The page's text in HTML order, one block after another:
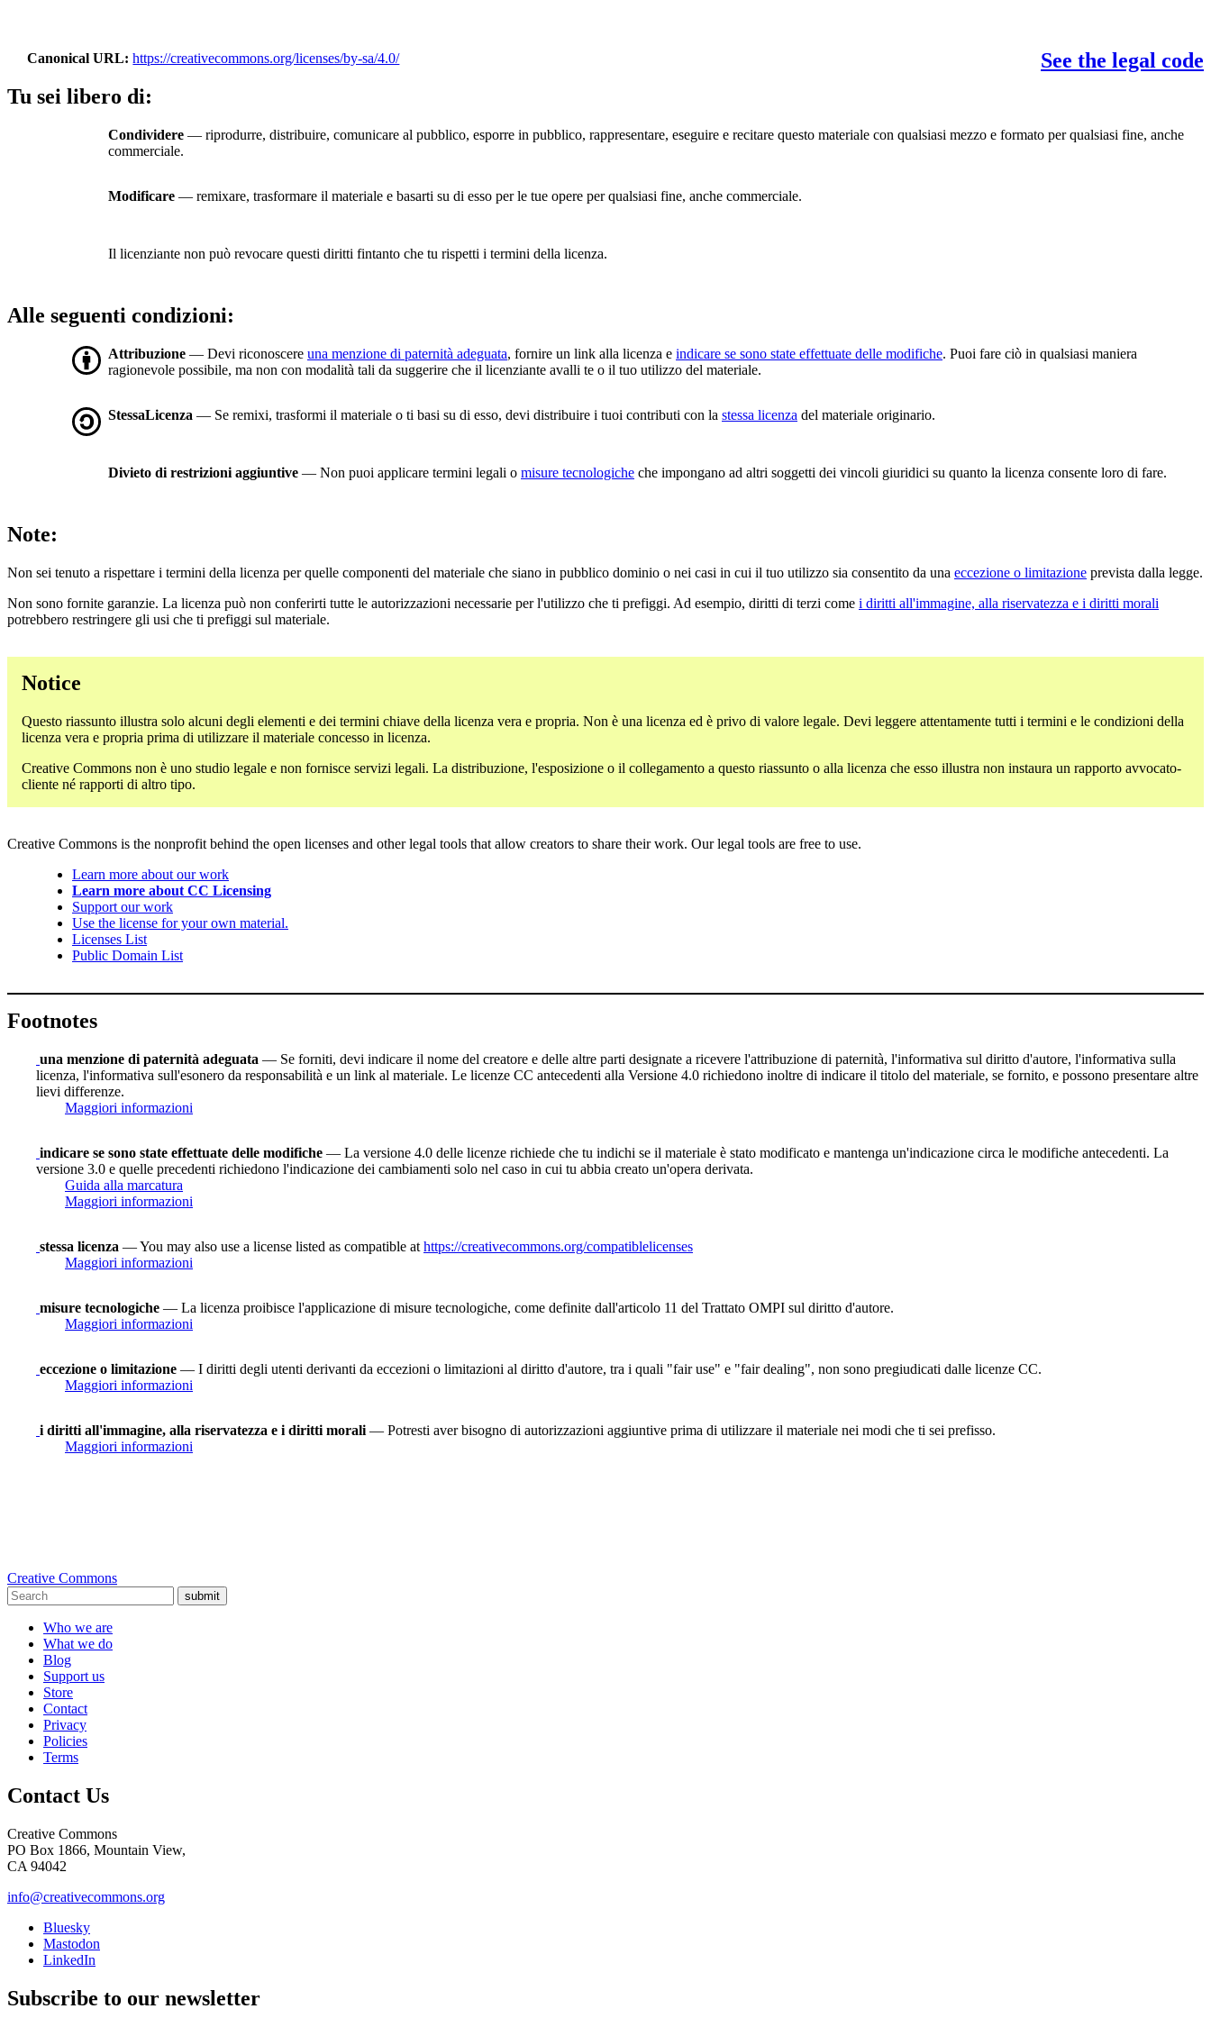
Canonical URL https://creativecommons.org/licenses/by-sa/4.0/
See the legal code
Tu sei libero di:
Condividere — riprodurre, distribuire, comunicare al pubblico, esporre in pubblico, rappresentare, eseguire e recitare questo materiale con qualsiasi mezzo e formato per qualsiasi fine, anche
commerciale.
Modificare — remixare, trasformare il materiale e basarti su di esso per le tue opere per qualsiasi fine, anche commerciale.
Il licenziante non può revocare questi diritti fintanto che tu rispetti i termini della licenza.
Alle seguenti condizioni:
Attribuzione — Devi riconoscere una menzione di paternità adeguata, fornire un link alla licenza e indicare se sono state effettuate delle modifiche. Puoi fare ciò in qualsiasi maniera
ragionevole possibile, ma non con modalità tali da suggerire che il licenziante avalli te o il tuo utilizzo del materiale.
StessaLicenza — Se remixi, trasformi il materiale o ti basi su di esso, devi distribuire i tuoi contributi con la stessa licenza del materiale originario.
Divieto di restrizioni aggiuntive — Non puoi applicare termini legali o misure tecnologiche che impongano ad altri soggetti dei vincoli giuridici su quanto la licenza consente loro di fare.
Note:
Non sei tenuto a rispettare i termini della licenza per quelle componenti del materiale che siano in pubblico dominio o nei casi in cui il tuo utilizzo sia consentito da una eccezione o limitazione prevista dalla legge.
Non sono fornite garanzie. La licenza può non conferirti tutte le autorizzazioni necessarie per l'utilizzo che ti prefiggi. Ad esempio, diritti di terzi come i diritti all'immagine, alla riservatezza e i diritti morali
potrebbero restringere gli usi che ti prefiggi sul materiale.
Notice
Questo riassunto illustra solo alcuni degli elementi e dei termini chiave della licenza vera e propria. Non è una licenza ed è privo di valore legale. Devi leggere attentamente tutti i termini e le condizioni della
licenza vera e propria prima di utilizzare il materiale concesso in licenza.
Creative Commons non è uno studio legale e non fornisce servizi legali. La distribuzione, l'esposizione o il collegamento a questo riassunto o alla licenza che esso illustra non instaura un rapporto avvocato-
cliente né rapporti di altro tipo.
Creative Commons is the nonprofit behind the open licenses and other legal tools that allow creators to share their work. Our legal tools are free to use.
Learn more about our work
Learn more about CC Licensing
Support our work
Use the license for your own material.
Licenses List
Public Domain List
Footnotes
una menzione di paternità adeguata — Se forniti, devi indicare il nome del creatore e delle altre parti designate a ricevere l'attribuzione di paternità, l'informativa sul diritto d'autore, l'informativa sulla
licenza, l'informativa sull'esonero da responsabilità e un link al materiale. Le licenze CC antecedenti alla Versione 4.0 richiedono inoltre di indicare il titolo del materiale, se fornito, e possono presentare altre
lievi differenze.
Maggiori informazioni
indicare se sono state effettuate delle modifiche — La versione 4.0 delle licenze richiede che tu indichi se il materiale è stato modificato e mantenga un'indicazione circa le modifiche antecedenti. La
versione 3.0 e quelle precedenti richiedono l'indicazione dei cambiamenti solo nel caso in cui tu abbia creato un'opera derivata.
Guida alla marcatura
Maggiori informazioni
stessa licenza — You may also use a license listed as compatible at https://creativecommons.org/compatiblelicenses
Maggiori informazioni
misure tecnologiche — La licenza proibisce l'applicazione di misure tecnologiche, come definite dall'articolo 11 del Trattato OMPI sul diritto d'autore.
Maggiori informazioni
eccezione o limitazione — I diritti degli utenti derivanti da eccezioni o limitazioni al diritto d'autore, tra i quali "fair use" e "fair dealing", non sono pregiudicati dalle licenze CC.
Maggiori informazioni
i diritti all'immagine, alla riservatezza e i diritti morali — Potresti aver bisogno di autorizzazioni aggiuntive prima di utilizzare il materiale nei modi che ti sei prefisso.
Maggiori informazioni
Creative Commons
submit
Who we are
What we do
Blog
Support us
Store
Contact
Privacy
Policies
Terms
Contact Us
Creative Commons
PO Box 1866, Mountain View,
CA 94042
info@creativecommons.org
Bluesky
Mastodon
LinkedIn
Subscribe to our newsletter